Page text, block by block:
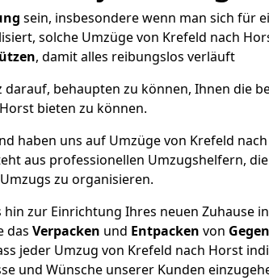
sein, insbesondere wenn man sich für
solche Umzüge von Krefeld nach
, damit alles reibungslos verläuft
darauf, behaupten zu können, Ihnen die
bieten zu können.
haben uns auf Umzüge von Krefeld
aus professionellen Umzugshelfern,
zu organisieren.
zur Einrichtung Ihres neuen Zuhause
das Verpacken und Entpacken von
jeder Umzug von Krefeld nach Horst
und Wünsche unserer Kunden